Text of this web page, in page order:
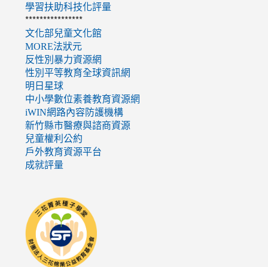
學習扶助科技化評量
****************
文化部兒童文化館
MORE法狀元
反性別暴力資源網
性別平等教育全球資訊網
明日星球
中小學數位素養教育資源網
iWIN網路內容防護機構
新竹縣市醫療與諮商資源
兒童權利公約
戶外教育資源平台
成就評量
http://seedschool.sunflower.org.tw/